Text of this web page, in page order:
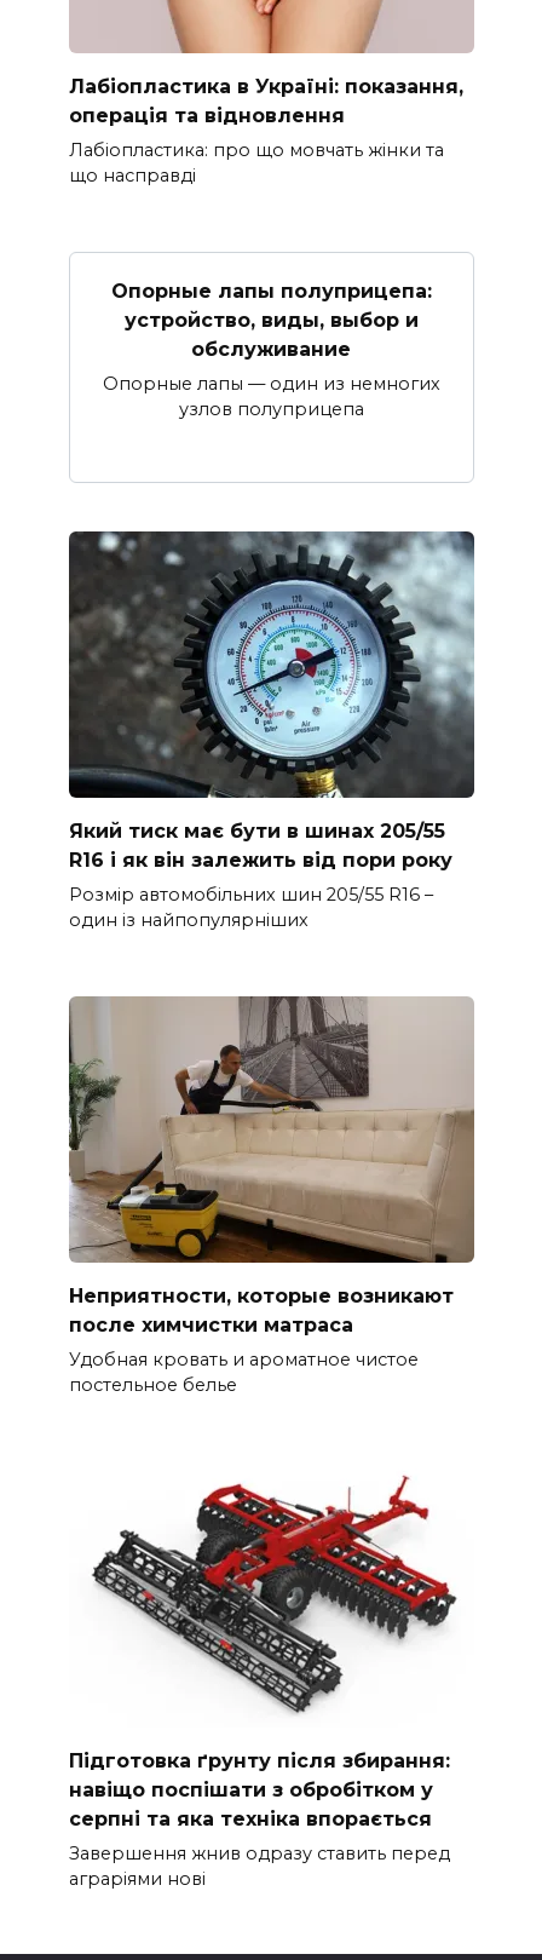
Лабіопластика в Україні: показання,
операція та відновлення
Лабіопластика: про що мовчать жінки та
що насправді
Опорные лапы полуприцепа:
устройство, виды, выбор и
обслуживание
Опорные лапы — один из немногих
узлов полуприцепа
Який тиск має бути в шинах 205/55
R16 і як він залежить від пори року
Розмір автомобільних шин 205/55 R16 –
один із найпопулярніших
Неприятности, которые возникают
после химчистки матраса
Удобная кровать и ароматное чистое
постельное белье
Підготовка ґрунту після збирання:
навіщо поспішати з обробітком у
серпні та яка техніка впорається
Завершення жнив одразу ставить перед
аграріями нові